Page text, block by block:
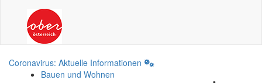
Coronavirus: Aktuelle Informationen
Bauen und Wohnen